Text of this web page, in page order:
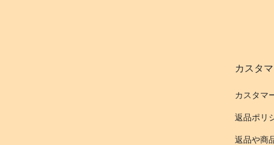
カスタ
カスタマ
返品ポリ
返品や商